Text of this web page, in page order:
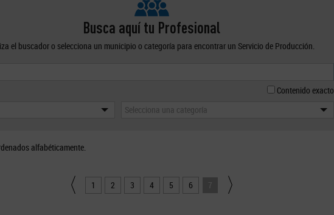
Busca aquí tu Profesional
el buscador o selecciona un municipio o categoría para encontrar un Servicio de Producción.
Contenido exacto
Selecciona una categoría
alfabéticamente.
1 2 3 4 5 6 7